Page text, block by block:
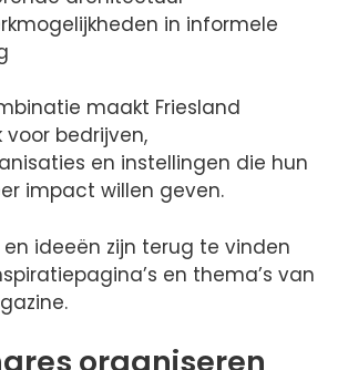
in informele
maakt Friesland
voor bedrijven,
en instellingen die hun
impact willen geven.
ideeën zijn terug te vinden
en thema’s van